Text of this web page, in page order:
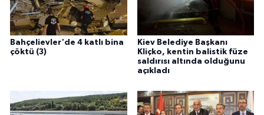
Bahçelievler'de 4 katlı bina
çöktü (3)
Kiev Belediye Başkanı
Kliçko, kentin balistik füze
saldırısı altında olduğunu
açıkladı